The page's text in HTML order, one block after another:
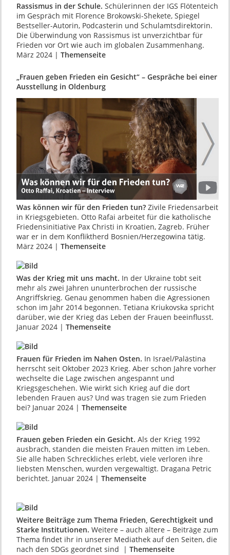
Rassismus in der Schule. Schülerinnen der IGS Flötenteich
im Gespräch mit Florence Brokowski-Shekete, Spiegel
Bestseller-Autorin, Podcasterin und Schulamtsdirektorin.
Die Überwindung von Rassismus ist unverzichtbar für
Frieden vor Ort wie auch im globalen Zusammenhang.
März 2024 | Themenseite
„Frauen geben Frieden ein Gesicht“ – Gespräche bei einer
Ausstellung in Oldenburg
Was können wir für den Frieden tun?Zivile Friedensarbeit
in Kriegsgebieten. Otto Rafai arbeitet für die katholische
Friedensinitiative Pax Christi in Kroatien, Zagreb. Früher
war er in dem Konfliktherd Bosnien/Herzegowina tätig.
März 2024 | Themenseite
Was der Krieg mit uns macht. In der Ukraine tobt seit
mehr als zwei Jahren ununterbrochen der russische
Angriffskrieg. Genau genommen haben die Agressionen
schon im Jahr 2014 begonnen. Tetiana Kriukovska spricht
darüber, wie der Krieg das Leben der Frauen beeinflusst.
Januar 2024 | Themenseite
Frauen für Frieden im Nahen Osten. In Israel/Palästina
herrscht seit Oktober 2023 Krieg. Aber schon Jahre vorher
wechselte die Lage zwischen angespannt und
Kriegsgeschehen. Wie wirkt sich Krieg auf die dort
lebenden Frauen aus? Und was tragen sie zum Frieden
bei? Januar 2024 | Themenseite
Frauen geben Frieden ein Gesicht. Als der Krieg 1992
ausbrach, standen die meisten Frauen mitten im Leben.
Sie alle haben Schreckliches erlebt, viele verloren ihre
liebsten Menschen, wurden vergewaltigt. Dragana Petric
berichtet. Januar 2024 | Themenseite
Weitere Beiträge zum Thema Frieden, Gerechtigkeit und
Starke Institutionen. Weitere – auch ältere – Beiträge zum
Thema findet ihr in unserer Mediathek auf den Seiten, die
nach den SDGs geordnet sind | Themenseite